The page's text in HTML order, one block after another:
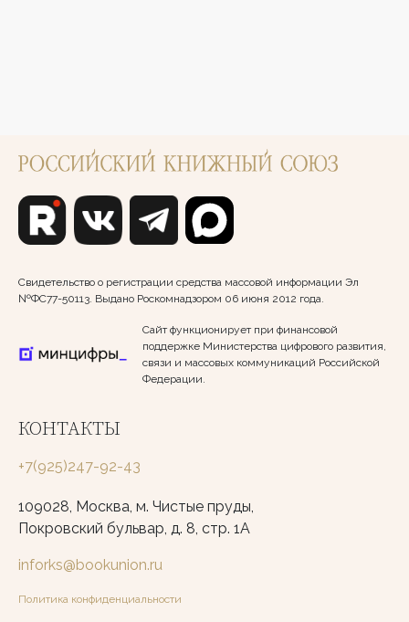
Свидетельство о регистрации средства массовой информации Эл
№ФС77-50113. Выдано Роскомнадзором 06 июня 2012 года.
Сайт функционирует при финансовой
поддержке Министерства цифрового развития,
связи и массовых коммуникаций Российской
Федерации.
КОНТАКТЫ
+7(925)247-92-43
109028, Москва, м. Чистые пруды,
Покровский бульвар, д. 8, стр. 1А
inforks@bookunion.ru
Политика конфиденциальности